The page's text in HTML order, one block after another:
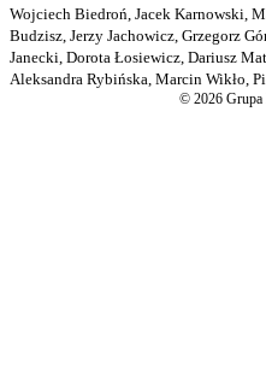
Wojciech Biedroń, Jacek Karnowski,
Budzisz, Jerzy Jachowicz, Grzegorz
Janecki, Dorota Łosiewicz, Dariusz
Aleksandra Rybińska, Marcin Wikło,
© 2026 Grupa